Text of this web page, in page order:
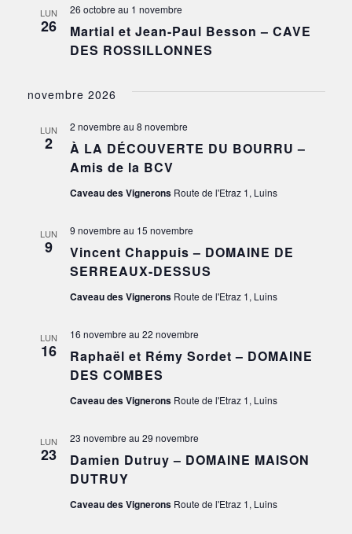
LUN
26
Martial et Jean-Paul Besson – CAVE
DES ROSSILLONNES
26 octobre au 1 novembre
novembre 2026
LUN
2
À LA DÉCOUVERTE DU BOURRU –
Amis de la BCV
2 novembre au 8 novembre
Caveau des Vignerons Route de l'Etraz 1, Luins
LUN
9
Vincent Chappuis – DOMAINE DE
SERREAUX-DESSUS
9 novembre au 15 novembre
Caveau des Vignerons Route de l'Etraz 1, Luins
LUN
16
Raphaël et Rémy Sordet – DOMAINE
DES COMBES
16 novembre au 22 novembre
Caveau des Vignerons Route de l'Etraz 1, Luins
LUN
23
Damien Dutruy – DOMAINE MAISON
DUTRUY
23 novembre au 29 novembre
Caveau des Vignerons Route de l'Etraz 1, Luins